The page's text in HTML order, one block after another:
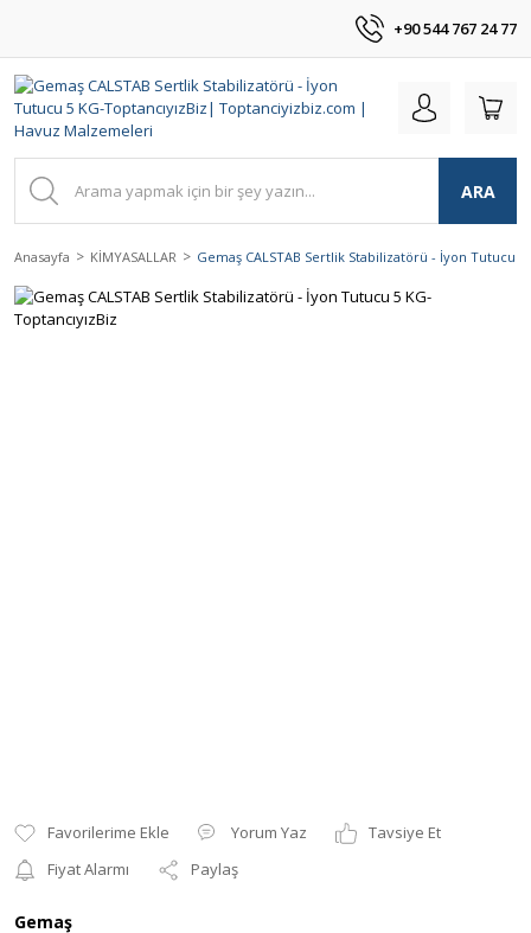
+90 544 767 24 77
ARA
Anasayfa KİMYASALLAR Gemaş CALSTAB Sertlik Stabilizatörü - İyon Tutucu 5
Yorum Yaz
Tavsiye Et
Fiyat Alarmı
Paylaş
Gemaş